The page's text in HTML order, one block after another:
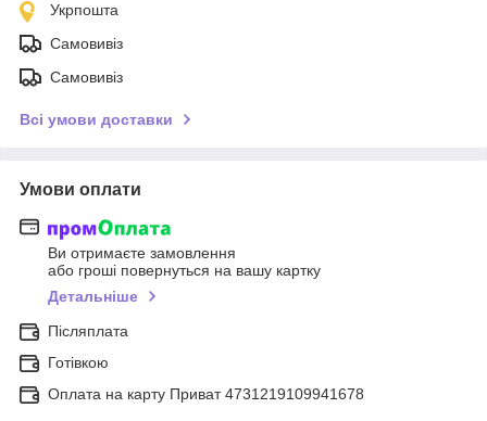
Укрпошта
Самовивіз
Самовивіз
Всі умови доставки
Умови оплати
Ви отримаєте замовлення
або гроші повернуться на вашу картку
Детальніше
Післяплата
Готівкою
Оплата на карту Приват 4731219109941678